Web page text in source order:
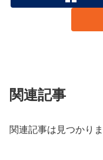
関連記事
関連記事は見つかり